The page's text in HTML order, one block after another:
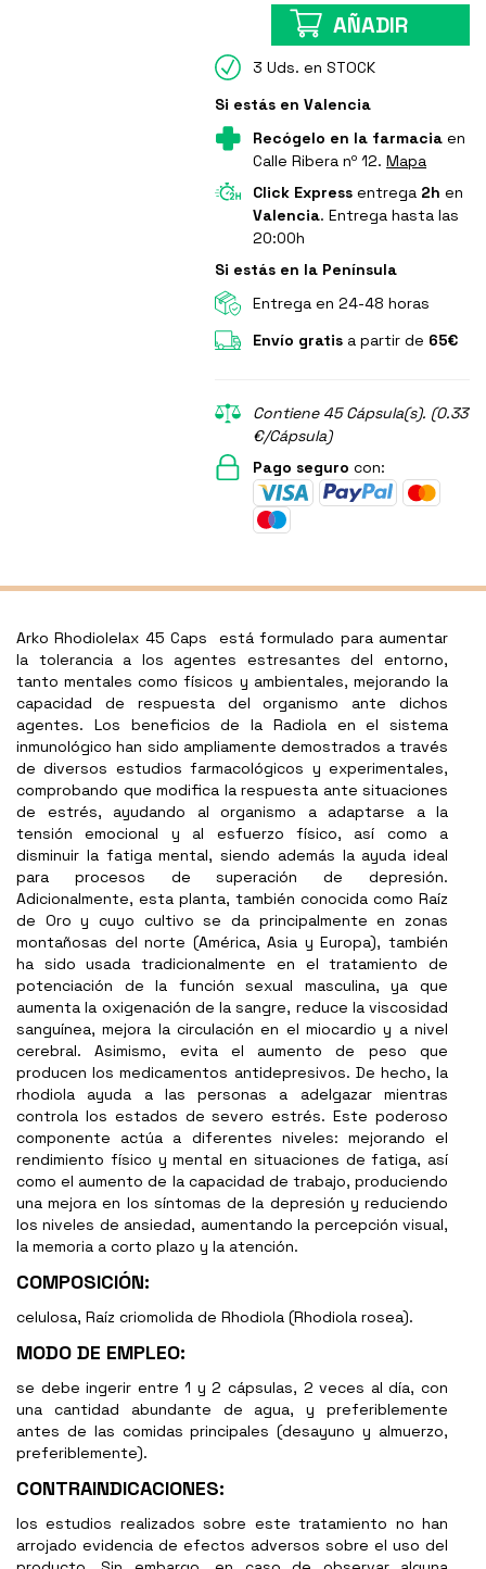
AÑADIR
3 Uds. en STOCK
Si estás en Valencia
Recógelo en la farmacia en
Calle Ribera nº 12.Mapa
Click Express entrega 2h en
Valencia. Entrega hasta las
20:00h
Si estás en la Península
Entrega en 24-48 horas
Envío gratis a partir de 65€
Contiene 45 Cápsula(s). (0.33
€/Cápsula)
Pago seguro con:
Arko Rhodiolelax 45 Caps está formulado para aumentar
la tolerancia a los agentes estresantes del entorno,
tanto mentales como físicos y ambientales, mejorando la
capacidad de respuesta del organismo ante dichos
agentes. Los beneficios de la Radiola en el sistema
inmunológico han sido ampliamente demostrados a través
de diversos estudios farmacológicos y experimentales,
comprobando que modifica la respuesta ante situaciones
de estrés, ayudando al organismo a adaptarse a la
tensión emocional y al esfuerzo físico, así como a
disminuir la fatiga mental, siendo además la ayuda ideal
para procesos de superación de depresión.
Adicionalmente, esta planta, también conocida como Raíz
de Oro y cuyo cultivo se da principalmente en zonas
montañosas del norte (América, Asia y Europa), también
ha sido usada tradicionalmente en el tratamiento de
potenciación de la función sexual masculina, ya que
aumenta la oxigenación de la sangre, reduce la viscosidad
sanguínea, mejora la circulación en el miocardio y a nivel
cerebral. Asimismo, evita el aumento de peso que
producen los medicamentos antidepresivos. De hecho, la
rhodiola ayuda a las personas a adelgazar mientras
controla los estados de severo estrés. Este poderoso
componente actúa a diferentes niveles: mejorando el
rendimiento físico y mental en situaciones de fatiga, así
como el aumento de la capacidad de trabajo, produciendo
una mejora en los síntomas de la depresión y reduciendo
los niveles de ansiedad, aumentando la percepción visual,
la memoria a corto plazo y la atención.
COMPOSICIÓN:
celulosa, Raíz criomolida de Rhodiola (Rhodiola rosea).
MODO DE EMPLEO:
se debe ingerir entre 1 y 2 cápsulas, 2 veces al día, con
una cantidad abundante de agua, y preferiblemente
antes de las comidas principales (desayuno y almuerzo,
preferiblemente).
CONTRAINDICACIONES:
los estudios realizados sobre este tratamiento no han
arrojado evidencia de efectos adversos sobre el uso del